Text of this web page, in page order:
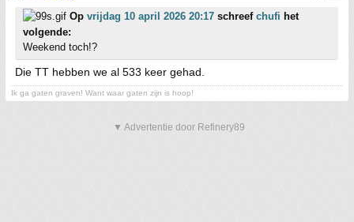
Op vrijdag 10 april 2026 20:17 schreef chufi het
volgende:
Weekend toch!?
Die TT hebben we al 533 keer gehad.
Ik ga gaten graven! Want waar gaten zijn is hoop!
▼ Advertentie door Refinery89